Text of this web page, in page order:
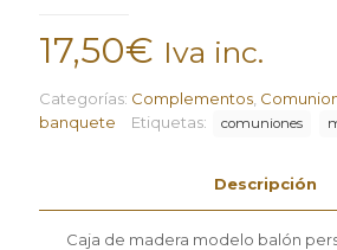
17,50€ Iva inc.
Categorías: Complementos
banquete
Etiquetas: comuniones
Descripción
Caja de madera modelo balón